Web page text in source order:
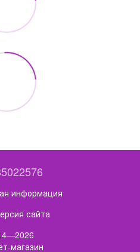
информация
сайта
магазин